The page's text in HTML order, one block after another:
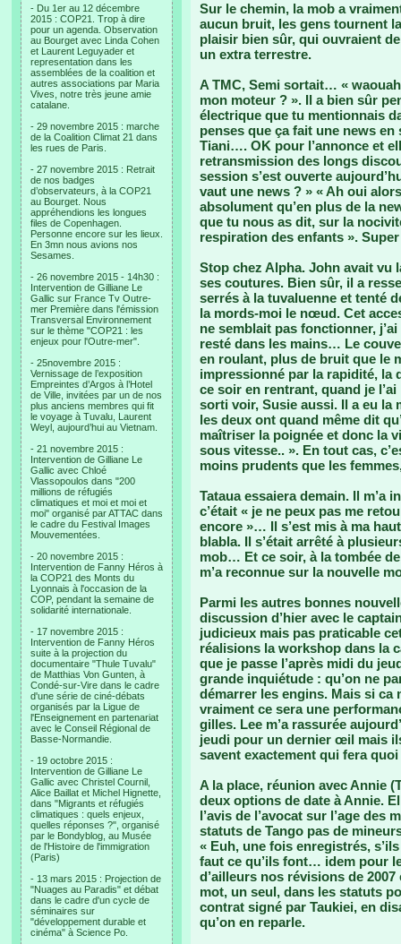
- Du 1er au 12 décembre
2015 : COP21. Trop à dire
pour un agenda. Observation
au Bourget avec Linda Cohen
et Laurent Leguyader et
representation dans les
assemblées de la coalition et
autres associations par Maria
Vives, notre très jeune amie
catalane.
- 29 novembre 2015 : marche
de la Coalition Climat 21 dans
les rues de Paris.
- 27 novembre 2015 : Retrait
de nos badges
d’observateurs, à la COP21
au Bourget. Nous
appréhendions les longues
files de Copenhagen.
Personne encore sur les lieux.
En 3mn nous avions nos
Sesames.
- 26 novembre 2015 - 14h30 :
Intervention de Gilliane Le
Gallic sur France Tv Outre-
mer Première dans l'émission
Transversal Environnement
sur le thème "COP21 : les
enjeux pour l'Outre-mer".
- 25novembre 2015 :
Vernissage de l’exposition
Empreintes d’Argos à l’Hotel
de Ville, invitées par un de nos
plus anciens membres qui fit
le voyage à Tuvalu, Laurent
Weyl, aujourd’hui au Vietnam.
- 21 novembre 2015 :
Intervention de Gilliane Le
Gallic avec Chloé
Vlassopoulos dans "200
millions de réfugiés
climatiques et moi et moi et
moi" organisé par ATTAC dans
le cadre du Festival Images
Mouvementées.
- 20 novembre 2015 :
Intervention de Fanny Héros à
la COP21 des Monts du
Lyonnais à l'occasion de la
COP, pendant la semaine de
solidarité internationale.
- 17 novembre 2015 :
Intervention de Fanny Héros
suite à la projection du
documentaire "Thule Tuvalu"
de Matthias Von Gunten, à
Condé-sur-Vire dans le cadre
d'une série de ciné-débats
organisés par la Ligue de
l'Enseignement en partenariat
avec le Conseil Régional de
Basse-Normandie.
- 19 octobre 2015 :
Intervention de Gilliane Le
Gallic avec Christel Cournil,
Alice Baillat et Michel Hignette,
dans "Migrants et réfugiés
climatiques : quels enjeux,
quelles réponses ?", organisé
par le Bondyblog, au Musée
de l'Histoire de l'immigration
(Paris)
- 13 mars 2015 : Projection de
"Nuages au Paradis" et débat
dans le cadre d'un cycle de
séminaires sur
"développement durable et
cinéma" à Science Po.
Sur le chemin, la mob a
aucun bruit, les gens tournent
plaisir bien sûr, qui ouvraient
un extra terrestre.
A TMC, Semi sortait… «
mon moteur ? ». Il a bien sûr
électrique que tu mentionnais
penses que ça fait une news
Tiani…. OK pour l’annonce et
retransmission des longs
session s’est ouverte
vaut une news ? » « Ah oui
absolument qu’en plus de la
que tu nous as dit, sur la
respiration des enfants ».
Stop chez Alpha. John avait vu
ses coutures. Bien sûr, il a
serrés à la tuvaluenne et tenté
la mords-moi le nœud. Cet
ne semblait pas fonctionner,
resté dans les mains… Le
en roulant, plus de bruit que le
impressionné par la rapidité,
ce soir en rentrant, quand je
sorti voir, Susie aussi. Il a eu la
les deux ont quand même dit
maîtriser la poignée et donc la
sous vitesse.. ». En tout cas,
moins prudents que les
Tataua essaiera demain. Il m’a
c’était « je ne peux pas me
encore »… Il s’est mis à ma
blabla. Il s’était arrêté à
mob… Et ce soir, à la tombée
m’a reconnue sur la nouvelle
Parmi les autres bonnes
discussion d’hier avec le
judicieux mais pas praticable
réalisions la workshop dans la
que je passe l’après midi du
grande inquiétude : qu’on ne
démarrer les engins. Mais si ca
vraiment ce sera une
gilles. Lee m’a rassurée
jeudi pour un dernier œil mais
savent exactement qui fera
A la place, réunion avec Annie
deux options de date à Annie.
l’avis de l’avocat sur l’age des
statuts de Tango pas de
« Euh, une fois enregistrés,
faut ce qu’ils font… idem pour
d’ailleurs nos révisions de
mot, un seul, dans les statuts
contrat signé par Taukiei, en
qu’on en reparle.